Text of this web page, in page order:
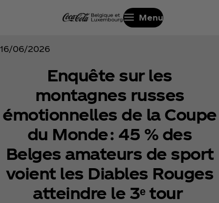
Menu
16/06/2026
Enquête sur les
montagnes russes
émotionnelles de la Coupe
du Monde : 45 % des
Belges amateurs de sport
voient les Diables Rouges
atteindre le 3ᵉ tour